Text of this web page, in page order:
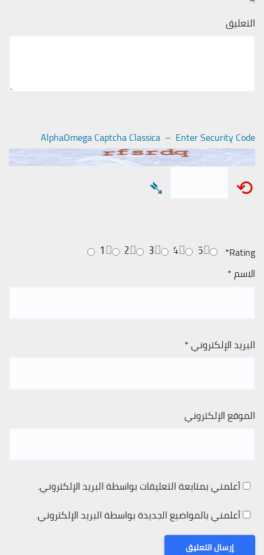
التعليق
AlphaOmega Captcha Classica – Enter Security Code
⟲
➴
Rating
*
5
4
3
2
1
الاسم*
البريد الإلكتروني*
الموقع الإلكتروني
أعلمني بمتابعة التعليقات بواسطة البريد الإلكتروني.
أعلمني بالمواضيع الجديدة بواسطة البريد الإلكتروني.